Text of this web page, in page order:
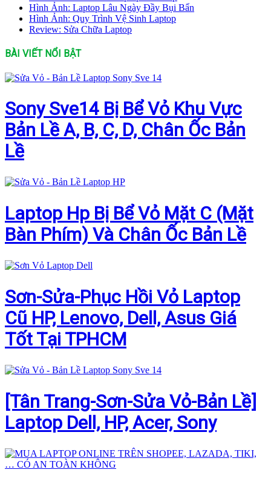
Hình Ảnh: Laptop Lâu Ngày Đầy Bụi Bẩn
Hình Ảnh: Quy Trình Vệ Sinh Laptop
Review: Sửa Chữa Laptop
BÀI VIẾT NỔI BẬT
Sony Sve14 Bị Bể Vỏ Khu Vực
Bản Lề A, B, C, D, Chân Ốc Bản
Lề
Laptop Hp Bị Bể Vỏ Mặt C (Mặt
Bàn Phím) Và Chân Ốc Bản Lề
Sơn-Sửa-Phục Hồi Vỏ Laptop
Cũ HP, Lenovo, Dell, Asus Giá
Tốt Tại TPHCM
[Tân Trang-Sơn-Sửa Vỏ-Bản Lề]
Laptop Dell, HP, Acer, Sony